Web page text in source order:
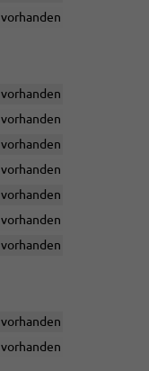
vorhanden
vorhanden
vorhanden
vorhanden
vorhanden
vorhanden
vorhanden
vorhanden
vorhanden
vorhanden